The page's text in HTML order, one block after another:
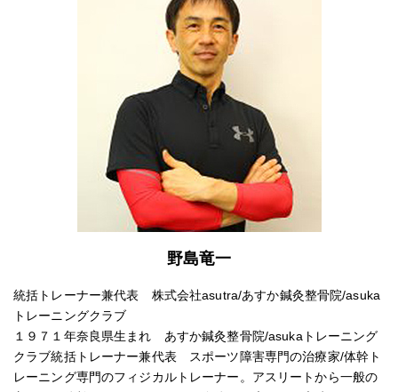
野島竜一
統括トレーナー兼代表 株式会社asutra/あすか鍼灸整骨院/asuka
トレーニングクラブ
１９７１年奈良県生まれ あすか鍼灸整骨院/asukaトレーニング
クラブ統括トレーナー兼代表 スポーツ障害専門の治療家/体幹ト
レーニング専門のフィジカルトレーナー。アスリートから一般の